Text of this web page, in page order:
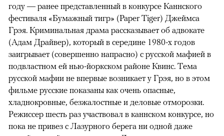
году — ранее представленный в конкурсе Каннского
фестиваля «Бумажный тигр» (Paper Tiger) Джеймса
Грэя. Криминальная драма рассказывает об адвокате
(Адам Драйвер), который в середине 1980-х годов
заигрывает (совершенно напрасно) с русской мафией в
подвластном ей нью-йоркском районе Квинс. Тема
русской мафии не впервые возникает у Грэя, но в этом
фильме русские показаны как очень опасные,
хладнокровные, безжалостные и деловые отморозки.
Режиссер шесть раз участвовал в каннском конкурсе, но
пока не привез с Лазурного берега ни одной даже